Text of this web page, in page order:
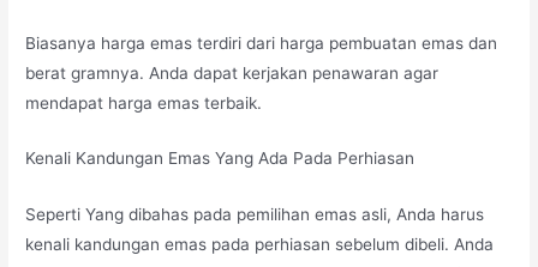
Biasanya harga emas terdiri dari harga pembuatan emas dan
berat gramnya. Anda dapat kerjakan penawaran agar
mendapat harga emas terbaik.
Kenali Kandungan Emas Yang Ada Pada Perhiasan
Seperti Yang dibahas pada pemilihan emas asli, Anda harus
kenali kandungan emas pada perhiasan sebelum dibeli. Anda